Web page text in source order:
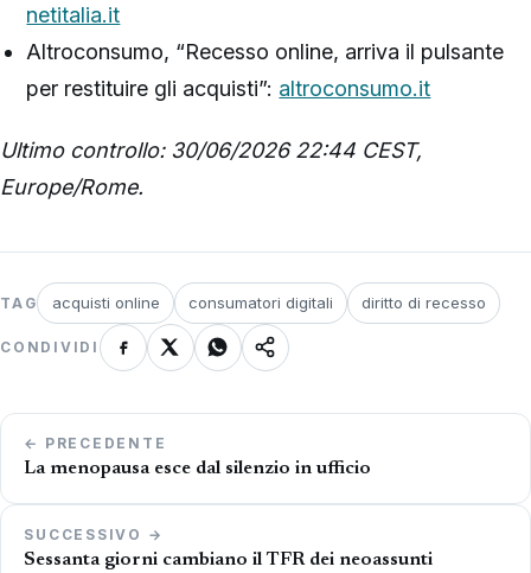
netitalia.it
Altroconsumo, “Recesso online, arriva il pulsante
per restituire gli acquisti”: altroconsumo.it
Ultimo controllo: 30/06/2026 22:44 CEST,
Europe/Rome.
TAG acquisti online consumatori digitali diritto di recesso
CONDIVIDI
Navigazione
articoli
← PRECEDENTE
La menopausa esce dal silenzio in ufficio
SUCCESSIVO →
Sessanta giorni cambiano il TFR dei neoassunti